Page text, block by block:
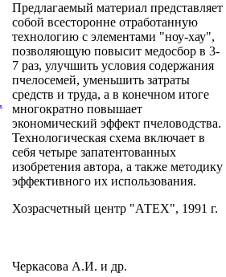
Предлагаемый материал представляет
собой всесторонне отработанную
технологию с элементами "ноу-хау",
позволяющую повысит медосбор в 3-
7 раз, улучшить условия содержания
пчелосемей, уменьшить затраты
средств и труда, а в конечном итоге
многократно повышает
экономический эффект пчеловодства.
Технологическая схема включает в
себя четыре запатентованных
изобретения автора, а также методику
эффективного их использования.
Хозрасчетный центр "АТЕX", 1991 г.
Черкасова А.И. и др.